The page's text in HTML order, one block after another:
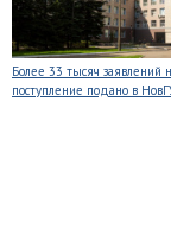
Более 33 тысяч заявлений
поступление подано в